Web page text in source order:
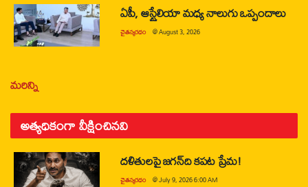
ఏపీ, ఆస్ట్రేలియా మధ్య నాలుగు ఒప్పందాలు
చైతన్యరధం @August 3, 2026
మరిన్ని
అత్యధికంగా వీక్షించినవి
దళితులపై జగన్‌ది కపట ప్రేమ!
చైతన్యరధం @July 9, 2026 6:00 AM